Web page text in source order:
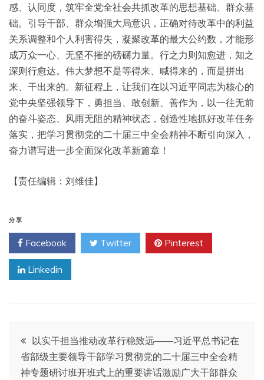
感、认同度，筑牢全党全社会共抓改革的思想基础、群众基
础。引导干部、群众增强大局意识，正确对待改革中的利益
关系调整和个人利害得失，凝聚改革的最大公约数，才能形
成万众一心、无坚不摧的磅礴力量。行之力则知愈进，知之
深则行愈达。伟大梦想不是等得来、喊得来的，而是拼出
来、干出来的。新征程上，让我们在以习近平同志为核心的
党中央坚强领导下，勇担当、敢创新、善作为，以一往无前
的奋斗姿态、风雨无阻的精神状态，创造性地抓好改革任务
落实，把学习贯彻党的二十届三中全会精神不断引向深入，
奋力谱写进一步全面深化改革新篇章！
【责任编辑：刘维佳】
分享
Facebook Twitter Pinterest
Linkedin
文
章
以实干担当推动改革行稳致远——习近平总书记在
省部级主要领导干部学习贯彻党的二十届三中全会精
神专题研讨班开班式上的重要讲话激励广大干部群众